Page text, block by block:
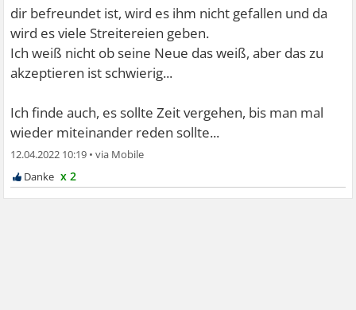
dir befreundet ist, wird es ihm nicht gefallen und da
wird es viele Streitereien geben.
Ich weiß nicht ob seine Neue das weiß, aber das zu
akzeptieren ist schwierig...
Ich finde auch, es sollte Zeit vergehen, bis man mal
wieder miteinander reden sollte...
12.04.2022 10:19 •
x 2